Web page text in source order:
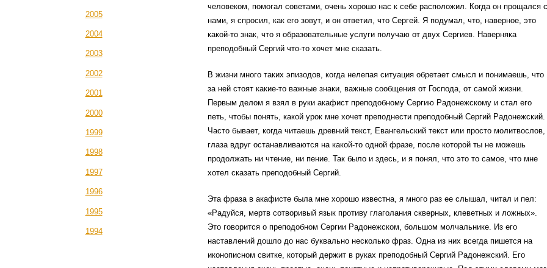
2005
2004
2003
2002
2001
2000
1999
1998
1997
1996
1995
1994
человеком, помогал советами, очень хорошо нас к себе расположил. Когда он прощался с
нами, я спросил, как его зовут, и он ответил, что Сергей. Я подумал, что, наверное, это
какой-то знак, что я образовательные услуги получаю от двух Сергиев. Наверняка
преподобный Сергий что-то хочет мне сказать.
В жизни много таких эпизодов, когда нелепая ситуация обретает смысл и понимаешь, что
за ней стоят какие-то важные знаки, важные сообщения от Господа, от самой жизни.
Первым делом я взял в руки акафист преподобному Сергию Радонежскому и стал его
петь, чтобы понять, какой урок мне хочет преподнести преподобный Сергий Радонежский.
Часто бывает, когда читаешь древний текст, Евангельский текст или просто молитвослов,
глаза вдруг останавливаются на какой-то одной фразе, после которой ты не можешь
продолжать ни чтение, ни пение. Так было и здесь, и я понял, что это то самое, что мне
хотел сказать преподобный Сергий.
Эта фраза в акафисте была мне хорошо известна, я много раз ее слышал, читал и пел:
«Радуйся, мертв сотворивый язык противу глаголания скверных, клеветных и ложных».
Это говорится о преподобном Сергии Радонежском, большом молчальнике. Из его
наставлений дошло до нас буквально несколько фраз. Одна из них всегда пишется на
иконописном свитке, который держит в руках преподобный Сергий Радонежский. Его